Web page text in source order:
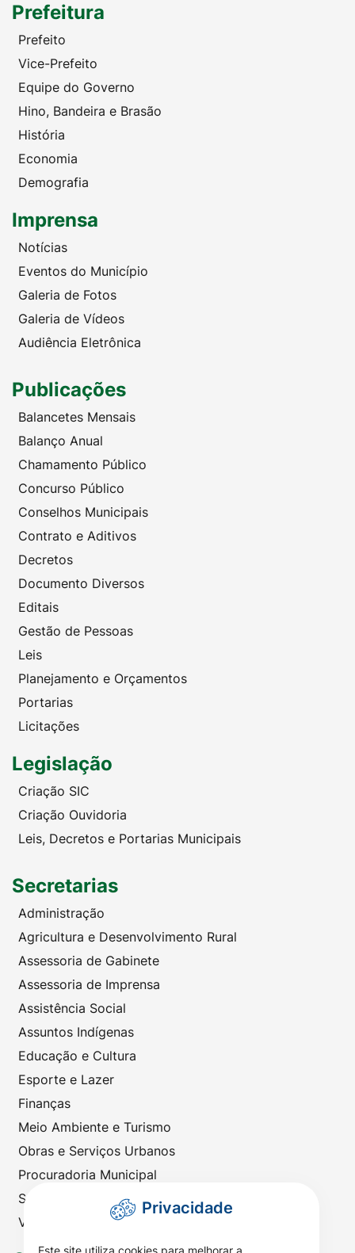
Prefeitura
Prefeito
Vice-Prefeito
Equipe do Governo
Hino, Bandeira e Brasão
História
Economia
Demografia
Imprensa
Notícias
Eventos do Município
Galeria de Fotos
Galeria de Vídeos
Audiência Eletrônica
Publicações
Balancetes Mensais
Balanço Anual
Chamamento Público
Concurso Público
Conselhos Municipais
Contrato e Aditivos
Decretos
Documento Diversos
Editais
Gestão de Pessoas
Leis
Planejamento e Orçamentos
Portarias
Licitações
Legislação
Criação SIC
Criação Ouvidoria
Leis, Decretos e Portarias Municipais
Secretarias
Administração
Agricultura e Desenvolvimento Rural
Assessoria de Gabinete
Assessoria de Imprensa
Assistência Social
Assuntos Indígenas
Educação e Cultura
Esporte e Lazer
Finanças
Meio Ambiente e Turismo
Obras e Serviços Urbanos
Procuradoria Municipal
Saúde
Viação e Transportes
Privacidade
Este site utiliza cookies para melhorar a